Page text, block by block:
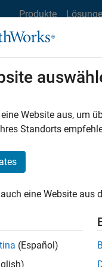
Produkte
Stellen
Es
Region
Website aus, um
Standorts
eine Website aus
(Español)